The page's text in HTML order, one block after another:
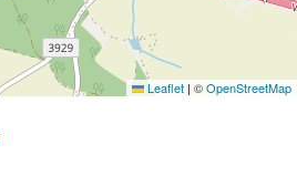
Leaflet | ©OpenStreetMap